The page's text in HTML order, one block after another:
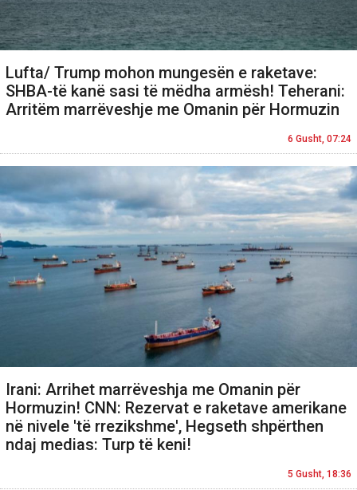
Lufta/ Trump mohon mungesën e raketave:
SHBA-të kanë sasi të mëdha armësh! Teherani:
Arritëm marrëveshje me Omanin për Hormuzin
6 Gusht, 07:24
Irani: Arrihet marrëveshja me Omanin për
Hormuzin! CNN: Rezervat e raketave amerikane
në nivele 'të rrezikshme', Hegseth shpërthen
ndaj medias: Turp të keni!
5 Gusht, 18:36